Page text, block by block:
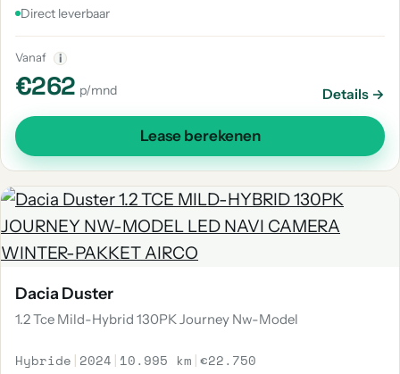
Direct leverbaar
Vanaf i
€262 p/mnd Details →
Lease berekenen
Dacia Duster
1.2 Tce Mild-Hybrid 130PK Journey Nw-Model
Hybride | 2024 | 10.995 km |€22.750